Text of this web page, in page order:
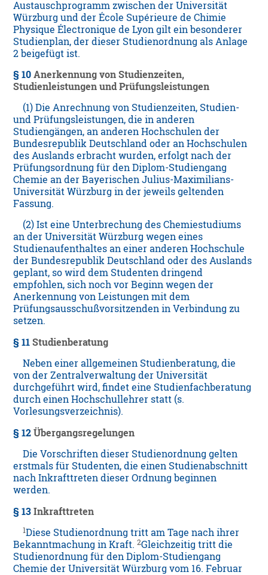
Austauschprogramm zwischen der Universität
Würzburg und der École Supérieure de Chimie
Physique Électronique de Lyon gilt ein besonderer
Studienplan, der dieser Studienordnung als Anlage
2 beigefügt ist.
§ 10 Anerkennung von Studienzeiten,
Studienleistungen und Prüfungsleistungen
(1) Die Anrechnung von Studienzeiten, Studien-
und Prüfungsleistungen, die in anderen
Studiengängen, an anderen Hochschulen der
Bundesrepublik Deutschland oder an Hochschulen
des Auslands erbracht wurden, erfolgt nach der
Prüfungsordnung für den Diplom-Studiengang
Chemie an der Bayerischen Julius-Maximilians-
Universität Würzburg in der jeweils geltenden
Fassung.
(2) Ist eine Unterbrechung des Chemiestudiums
an der Universität Würzburg wegen eines
Studienaufenthaltes an einer anderen Hochschule
der Bundesrepublik Deutschland oder des Auslands
geplant, so wird dem Studenten dringend
empfohlen, sich noch vor Beginn wegen der
Anerkennung von Leistungen mit dem
Prüfungsausschußvorsitzenden in Verbindung zu
setzen.
§ 11 Studienberatung
Neben einer allgemeinen Studienberatung, die
von der Zentralverwaltung der Universität
durchgeführt wird, findet eine Studienfachberatung
durch einen Hochschullehrer statt (s.
Vorlesungsverzeichnis).
§ 12 Übergangsregelungen
Die Vorschriften dieser Studienordnung gelten
erstmals für Studenten, die einen Studienabschnitt
nach Inkrafttreten dieser Ordnung beginnen
werden.
§ 13 Inkrafttreten
1Diese Studienordnung tritt am Tage nach ihrer
Bekanntmachung in Kraft.2Gleichzeitig tritt die
Studienordnung für den Diplom-Studiengang
Chemie der Universität Würzburg vom 16. Februar